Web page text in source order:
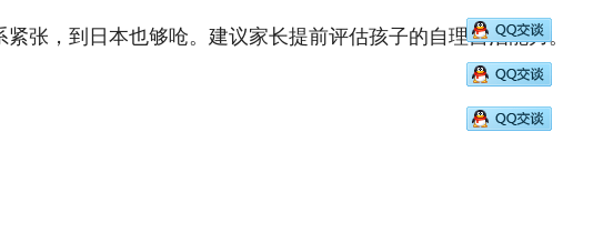
张，到日本也够呛。建议家长提前评估孩子的自理自治能力。